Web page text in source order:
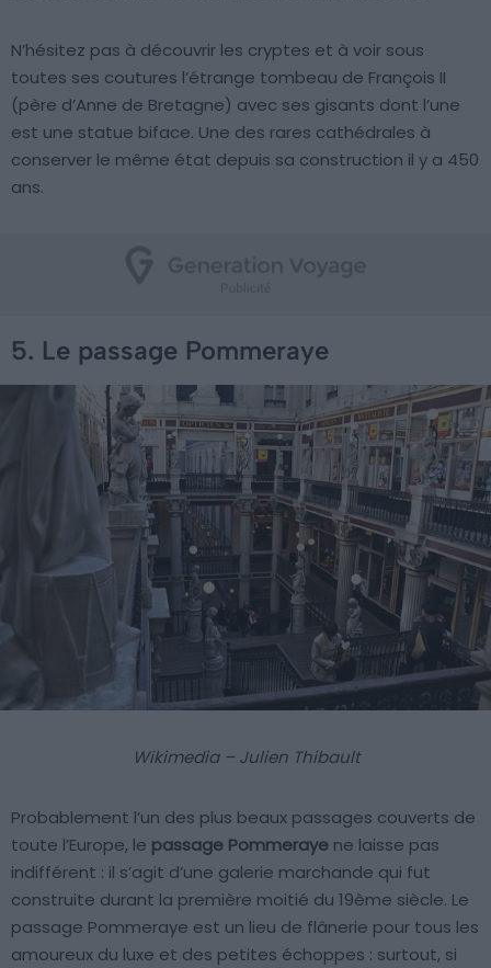
N’hésitez pas à découvrir les cryptes et à voir sous
toutes ses coutures l’étrange tombeau de François II
(père d’Anne de Bretagne) avec ses gisants dont l’une
est une statue biface. Une des rares cathédrales à
conserver le même état depuis sa construction il y a 450
ans.
5. Le passage Pommeraye
Wikimedia – Julien Thibault
Probablement l’un des plus beaux passages couverts de
toute l’Europe, le passage Pommeraye ne laisse pas
indifférent : il s’agit d’une galerie marchande qui fut
construite durant la première moitié du 19ème siècle. Le
passage Pommeraye est un lieu de flânerie pour tous les
amoureux du luxe et des petites échoppes : surtout, si